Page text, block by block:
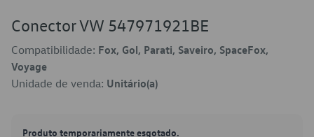
Conector VW 547971921BE
Compatibilidade: Fox, Gol, Parati, Saveiro, SpaceFox,
Voyage
Unidade de venda: Unitário(a)
Produto temporariamente esgotado.